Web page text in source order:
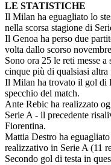
LE STATISTICHE
Il Milan ha eguagliato lo
nella scorsa stagione di
Il Genoa ha perso due
volta dallo scorso
Sono ora 25 le reti messe
cinque più di qualsiasi
Il Milan ha trovato il gol di
specchio del match.
Ante Rebic ha realizzato
Serie A - il precedente
Fiorentina.
Mattia Destro ha
realizzativo in Serie A (11
Secondo gol di testa in